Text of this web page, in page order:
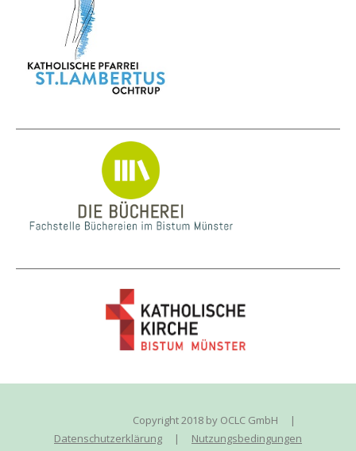
Copyright 2018 by OCLC GmbH
|
Datenschutzerklärung
| Nutzungsbedingungen